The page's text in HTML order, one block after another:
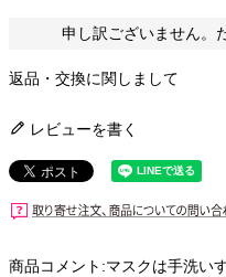
申し訳ございません。
返品・交換に関しまして
レビューを書く
商品コメント:マスクは手洗い